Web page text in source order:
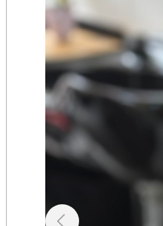
閉じる